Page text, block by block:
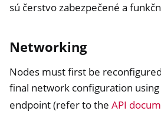
sú čerstvo zabezpečené a
Networking
Nodes must first be
final network configuration
endpoint (refer to the API